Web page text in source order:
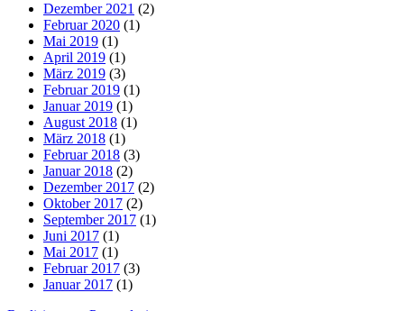
Dezember 2021 (2)
Februar 2020 (1)
Mai 2019 (1)
April 2019 (1)
März 2019 (3)
Februar 2019 (1)
Januar 2019 (1)
August 2018 (1)
März 2018 (1)
Februar 2018 (3)
Januar 2018 (2)
Dezember 2017 (2)
Oktober 2017 (2)
September 2017 (1)
Juni 2017 (1)
Mai 2017 (1)
Februar 2017 (3)
Januar 2017 (1)